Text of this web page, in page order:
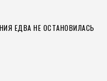
ЕДВА НЕ ОСТАНОВИЛАСЬ